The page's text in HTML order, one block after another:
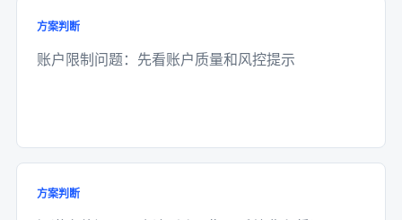
方案判断
账户限制问题：先看账户质量和风控提示
方案判断